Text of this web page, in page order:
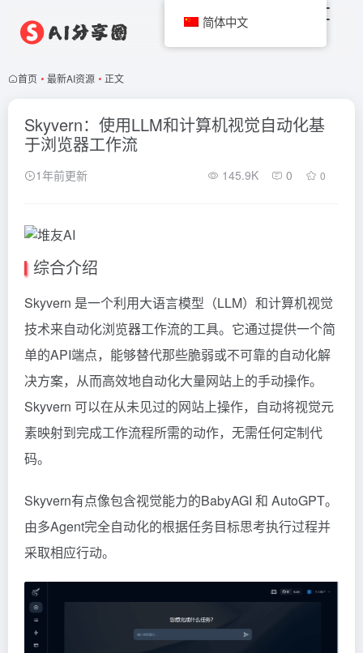
首页 • 最新AI资源 • 正文
Skyvern：使用LLM和计算机视觉自动化基
于浏览器工作流
1年前更新 145.9K 0 0
综合介绍
Skyvern 是一个利用大语言模型（LLM）和计算机视觉
技术来自动化浏览器工作流的工具。它通过提供一个简
单的API端点，能够替代那些脆弱或不可靠的自动化解
决方案，从而高效地自动化大量网站上的手动操作。
Skyvern 可以在从未见过的网站上操作，自动将视觉元
素映射到完成工作流程所需的动作，无需任何定制代
码。
Skyvern有点像包含视觉能力的BabyAGI 和 AutoGPT。
由多Agent完全自动化的根据任务目标思考执行过程并
采取相应行动。
简体中文